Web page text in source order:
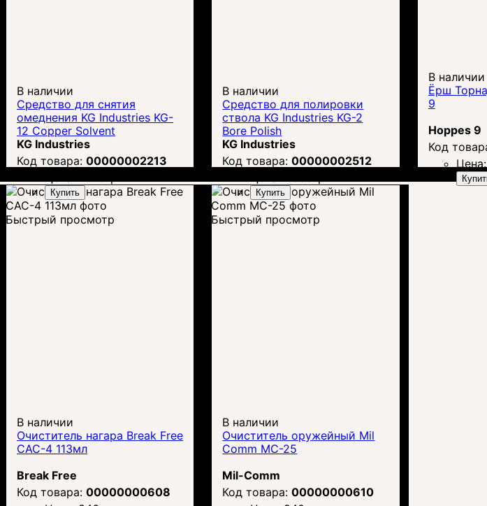
В наличии
Средство для снятия
омеднения KG Industries KG-
12 Copper Solvent
KG Industries
00000002213
Купить
В наличии
Средство для полировки
ствола KG Industries KG-2
Bore Polish
KG Industries
00000002512
Купить
В наличии
Ёрш
9
Hoppes 9
Цена:
Быстрый просмотр
В наличии
Очиститель нагара Break Free
CAC-4 113мл
Break Free
00000000608
Быстрый просмотр
В наличии
Очиститель оружейный Mil
Comm MC-25
Mil-Comm
00000000610